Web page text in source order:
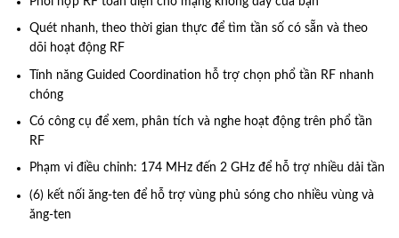
Quét nhanh, theo thời gian thực để tìm tần số có sẵn và theo
dõi hoạt động RF
Tính năng Guided Coordination hỗ trợ chọn phổ tần RF nhanh
chóng
Có công cụ để xem, phân tích và nghe hoạt động trên phổ tần
RF
Phạm vi điều chỉnh: 174 MHz đến 2 GHz để hỗ trợ nhiều dải tần
(6) kết nối ăng-ten để hỗ trợ vùng phủ sóng cho nhiều vùng và
ăng-ten